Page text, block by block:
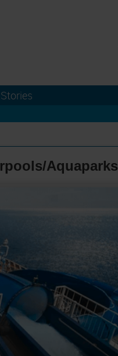
Aquaparks